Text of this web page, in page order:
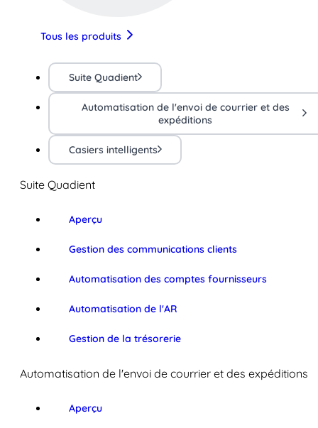
Tous les produits
Suite Quadient
Automatisation de l'envoi de courrier et des
expéditions
Casiers intelligents
Suite Quadient
Aperçu
Gestion des communications clients
Automatisation des comptes fournisseurs
Automatisation de l'AR
Gestion de la trésorerie
Automatisation de l'envoi de courrier et des expéditions
Aperçu